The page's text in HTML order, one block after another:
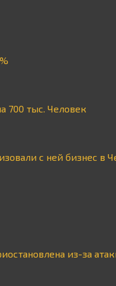
700 тыс. Человек
с ней бизнес в
из-за